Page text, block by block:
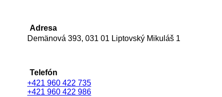
Adresa
Demänová 393, 031 01 Liptovský Mikuláš 1
Telefón
+421 960 422 735
+421 960 422 986